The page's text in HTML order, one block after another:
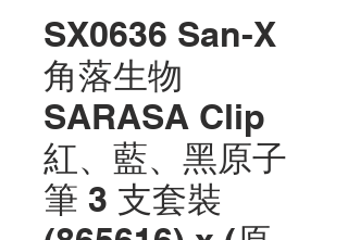
SX0636 San-X
角落生物
SARASA Clip
紅、藍、黑原子
筆 3 支套裝